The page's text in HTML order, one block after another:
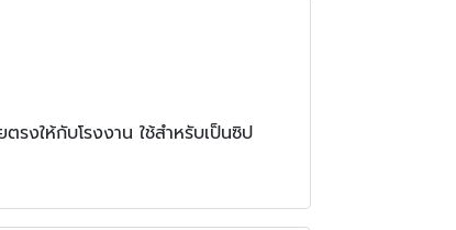
งให้กับโรงงาน ใช้สำหรับเป็นซิป